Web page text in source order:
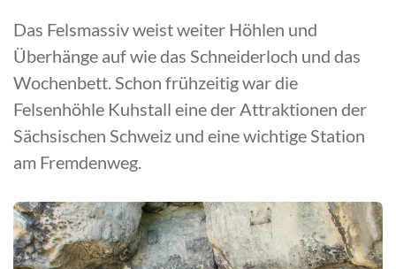
Das Felsmassiv weist weiter Höhlen und
Überhänge auf wie das Schneiderloch und das
Wochenbett. Schon frühzeitig war die
Felsenhöhle Kuhstall eine der Attraktionen der
Sächsischen Schweiz und eine wichtige Station
am Fremdenweg.